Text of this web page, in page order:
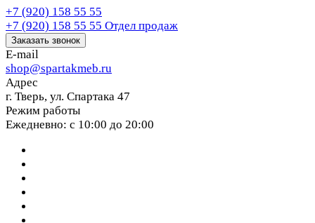
+7 (920) 158 55 55
+7 (920) 158 55 55 Отдел продаж
Заказать звонок
E-mail
shop@spartakmeb.ru
Адрес
г. Тверь, ул. Спартака 47
Режим работы
Ежедневно: с 10:00 до 20:00